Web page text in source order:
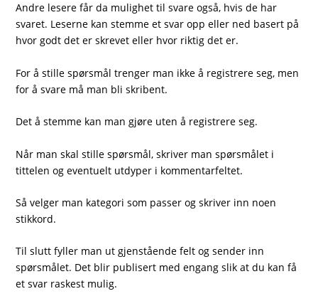
Andre lesere får da mulighet til svare også, hvis de har
svaret. Leserne kan stemme et svar opp eller ned basert på
hvor godt det er skrevet eller hvor riktig det er.
For å stille spørsmål trenger man ikke å registrere seg, men
for å svare må man bli skribent.
Det å stemme kan man gjøre uten å registrere seg.
Når man skal stille spørsmål, skriver man spørsmålet i
tittelen og eventuelt utdyper i kommentarfeltet.
Så velger man kategori som passer og skriver inn noen
stikkord.
Til slutt fyller man ut gjenstående felt og sender inn
spørsmålet. Det blir publisert med engang slik at du kan få
et svar raskest mulig.